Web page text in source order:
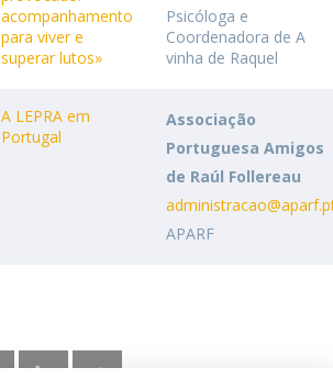
acompanhamento
para viver e
superar lutos»
Psicóloga e
Coordenadora de A
vinha de Raquel
A LEPRA em
Portugal
Associação
Portuguesa Amigos
de Raúl Follereau
APARF